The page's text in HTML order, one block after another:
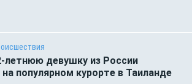
летнюю девушку из России
популярном курорте в Таиланде